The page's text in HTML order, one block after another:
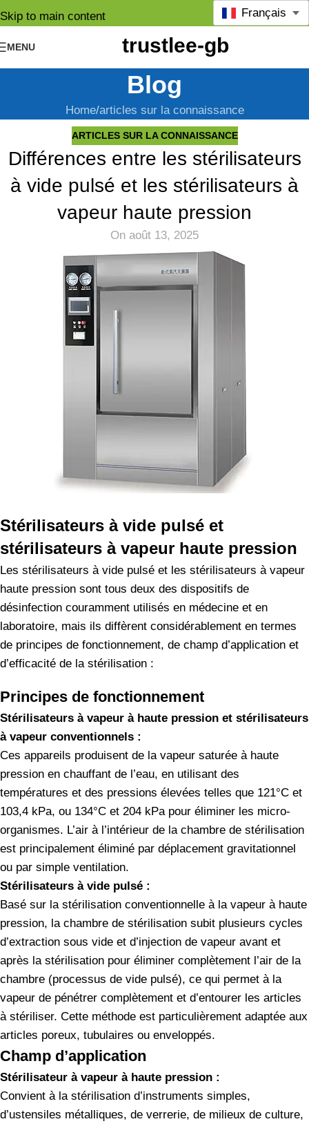
Skip to main content
MENU
Français
Blog
Home articles sur la connaissance
ARTICLES SUR LA CONNAISSANCE
Différences entre les stérilisateurs
à vide pulsé et les stérilisateurs à
vapeur haute pression
On août 13, 2025
Stérilisateurs à vide pulsé et
stérilisateurs à vapeur haute pression
Les stérilisateurs à vide pulsé et les stérilisateurs à vapeur
haute pression sont tous deux des dispositifs de
désinfection couramment utilisés en médecine et en
laboratoire, mais ils diffèrent considérablement en termes
de principes de fonctionnement, de champ d’application et
d’efficacité de la stérilisation :
Principes de fonctionnement
Stérilisateurs à vapeur à haute pression et stérilisateurs
à vapeur conventionnels :
Ces appareils produisent de la vapeur saturée à haute
pression en chauffant de l’eau, en utilisant des
températures et des pressions élevées telles que 121°C et
103,4 kPa, ou 134°C et 204 kPa pour éliminer les micro-
organismes. L’air à l’intérieur de la chambre de stérilisation
est principalement éliminé par déplacement gravitationnel
ou par simple ventilation.
Stérilisateurs à vide pulsé :
Basé sur la stérilisation conventionnelle à la vapeur à haute
pression, la chambre de stérilisation subit plusieurs cycles
d’extraction sous vide et d’injection de vapeur avant et
après la stérilisation pour éliminer complètement l’air de la
chambre (processus de vide pulsé), ce qui permet à la
vapeur de pénétrer complètement et d’entourer les articles
à stériliser. Cette méthode est particulièrement adaptée aux
articles poreux, tubulaires ou enveloppés.
Champ d’application
Stérilisateur à vapeur à haute pression :
Convient à la stérilisation d’instruments simples,
d’ustensiles métalliques, de verrerie, de milieux de culture,